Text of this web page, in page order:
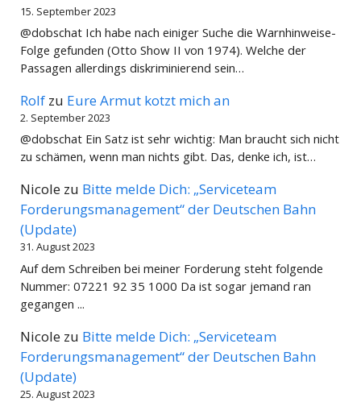
15. September 2023
@dobschat Ich habe nach einiger Suche die Warnhinweise-
Folge gefunden (Otto Show II von 1974). Welche der
Passagen allerdings diskriminierend sein…
Rolf zu Eure Armut kotzt mich an
2. September 2023
@dobschat Ein Satz ist sehr wichtig: Man braucht sich nicht
zu schämen, wenn man nichts gibt. Das, denke ich, ist…
Nicole zu Bitte melde Dich: „Serviceteam
Forderungsmanagement“ der Deutschen Bahn
(Update)
31. August 2023
Auf dem Schreiben bei meiner Forderung steht folgende
Nummer: 07221 92 35 1000 Da ist sogar jemand ran
gegangen ...
Nicole zu Bitte melde Dich: „Serviceteam
Forderungsmanagement“ der Deutschen Bahn
(Update)
25. August 2023